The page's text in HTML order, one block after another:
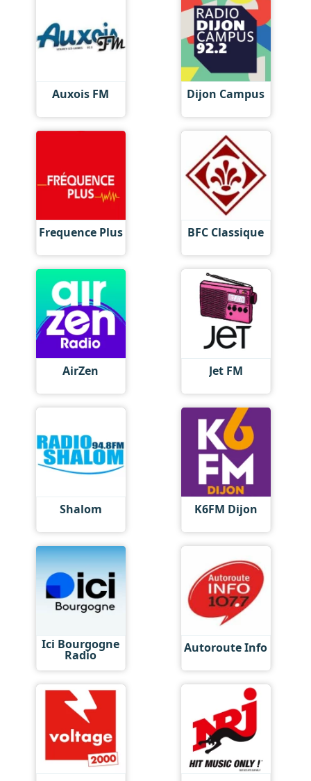
Auxois FM Dijon Campus
Frequence Plus BFC Classique
AirZen Jet FM
Shalom K6FM Dijon
Ici Bourgogne
Radio Autoroute Info